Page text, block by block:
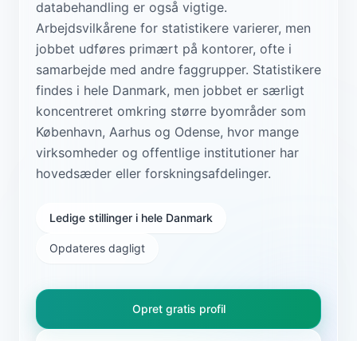
databehandling er også vigtige.
Arbejdsvilkårene for statistikere varierer, men
jobbet udføres primært på kontorer, ofte i
samarbejde med andre faggrupper. Statistikere
findes i hele Danmark, men jobbet er særligt
koncentreret omkring større byområder som
København, Aarhus og Odense, hvor mange
virksomheder og offentlige institutioner har
hovedsæder eller forskningsafdelinger.
Ledige stillinger i hele Danmark
Opdateres dagligt
Opret gratis profil